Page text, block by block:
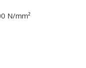
N/mm²